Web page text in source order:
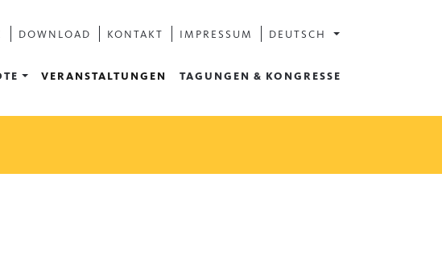
DOWNLOAD KONTAKT IMPRESSUM DEUTSCH
VERANSTALTUNGEN TAGUNGEN & KONGRESSE